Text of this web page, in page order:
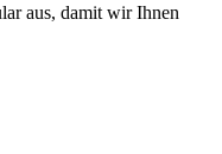
aus, damit wir Ihnen